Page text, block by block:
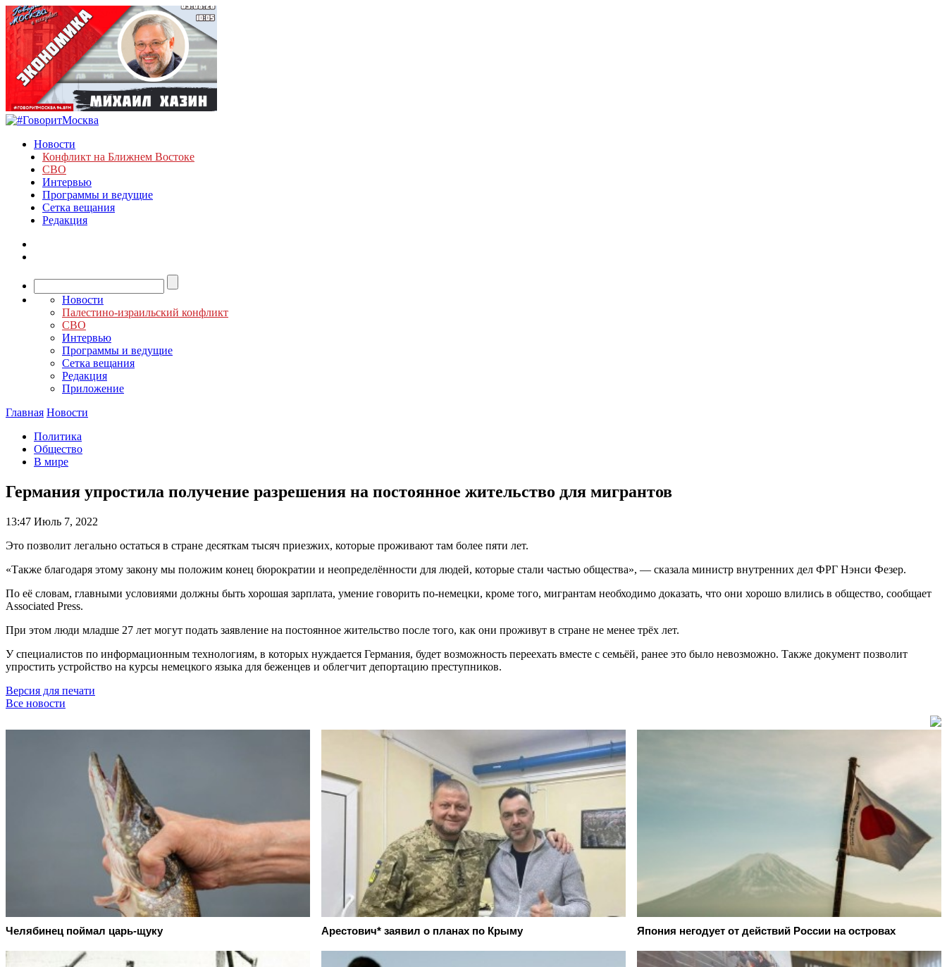
Новости
Конфликт на Ближнем Востоке
СВО
Интервью
Программы и ведущие
Сетка вещания
Редакция
Новости
Палестино-израильский конфликт
СВО
Интервью
Программы и ведущие
Сетка вещания
Редакция
Приложение
Главная Новости
Политика
Общество
В мире
Германия упростила получение разрешения на постоянное жительство для мигрантов
13:47 Июль 7, 2022
Это позволит легально остаться в стране десяткам тысяч приезжих, которые проживают там более пяти лет.
«Также благодаря этому закону мы положим конец бюрократии и неопределённости для людей, которые стали частью общества», — сказала министр внутренних дел ФРГ Нэнси Фезер.
По её словам, главными условиями должны быть хорошая зарплата, умение говорить по-немецки, кроме того, мигрантам необходимо доказать, что они хорошо влились в общество, сообщает
Associated Press.
При этом люди младше 27 лет могут подать заявление на постоянное жительство после того, как они проживут в стране не менее трёх лет.
У специалистов по информационным технологиям, в которых нуждается Германия, будет возможность переехать вместе с семьёй, ранее это было невозможно. Также документ позволит
упростить устройство на курсы немецкого языка для беженцев и облегчит депортацию преступников.
Версия для печати
Все новости
Челябинец поймал царь-щуку Арестович* заявил о планах по Крыму Япония негодует от действий России на островах